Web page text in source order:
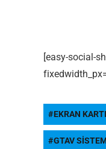
[easy-social-
EKRAN KARTI
GTAV
Most